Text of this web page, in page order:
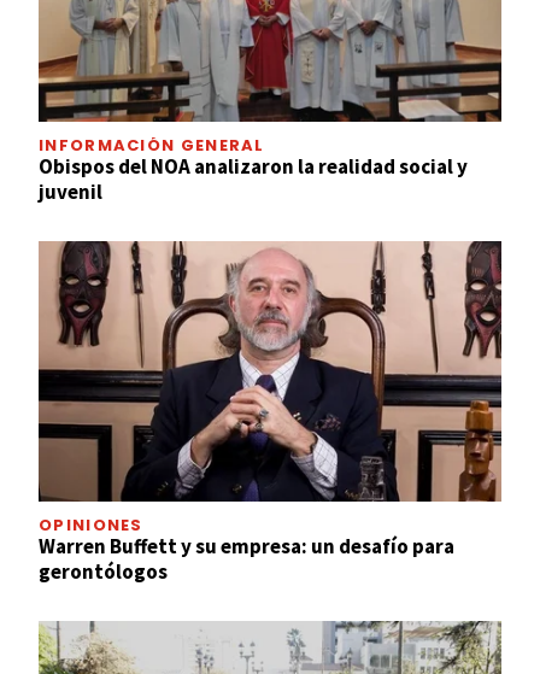
INFORMACIÓN GENERAL
Obispos del NOA analizaron la realidad social y
juvenil
OPINIONES
Warren Buffett y su empresa: un desafío para
gerontólogos